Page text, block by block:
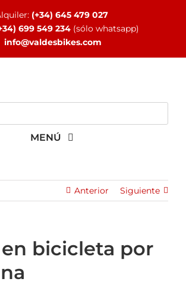
(+34) 645 479 027
699 549 234 (sólo whatsapp)
info@valdesbikes.com
MENÚ
ALQUILER DE BICICLETAS
Anterior Siguiente
en bicicleta por